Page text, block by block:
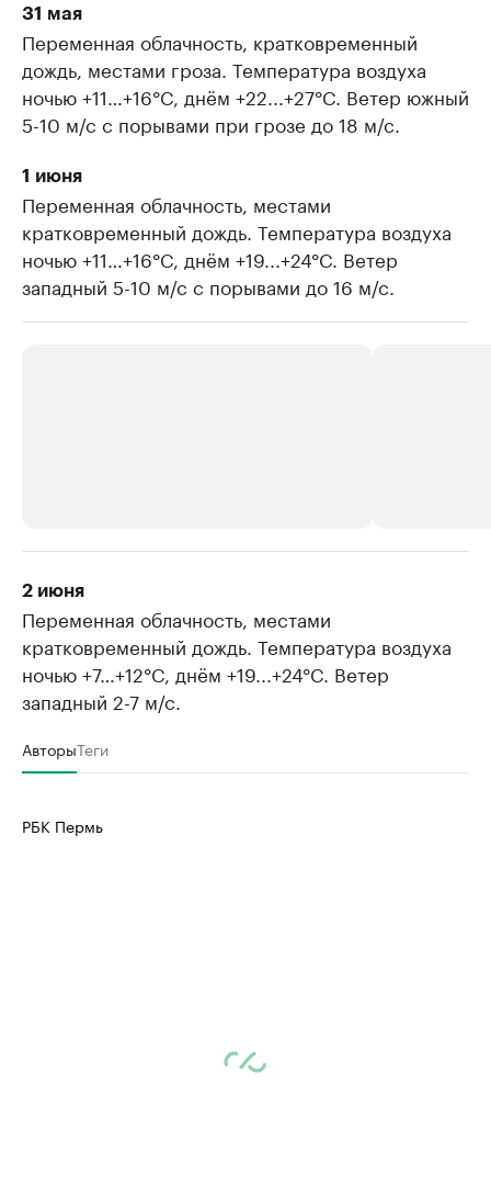
31 мая
Переменная облачность, кратковременный
дождь, местами гроза. Температура воздуха
ночью +11…+16°C, днём +22...+27°C. Ветер южный
5-10 м/с с порывами при грозе до 18 м/с.
1 июня
Переменная облачность, местами
кратковременный дождь. Температура воздуха
ночью +11…+16°C, днём +19...+24°C. Ветер
западный 5-10 м/с с порывами до 16 м/с.
Крупные организации в
нефтегазовой промышленности
Найдите и проверьте данные в каталоге Посмотрите
2 июня
Переменная облачность, местами
кратковременный дождь. Температура воздуха
ночью +7…+12°C, днём +19...+24°C. Ветер
западный 2-7 м/с.
АвторыТеги
РБК Пермь